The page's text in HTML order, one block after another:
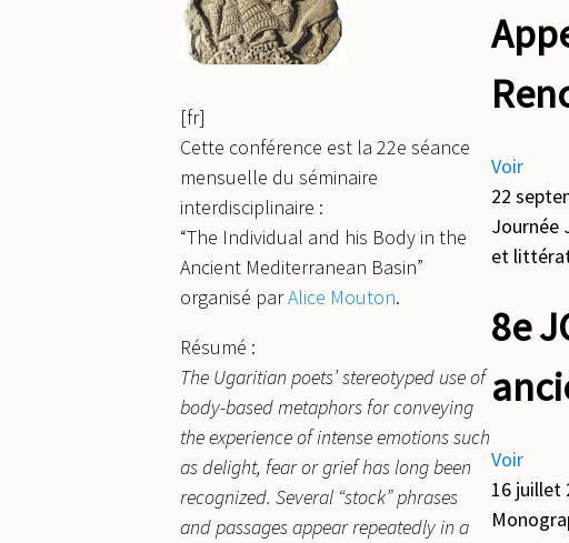
[fr]
Cette conférence est la 22e séance
mensuelle du séminaire
interdisciplinaire :
“The Individual and his Body in the
Ancient Mediterranean Basin”
organisé parAlice Mouton.
Résumé :
The Ugaritian poets’ stereotyped use of
body-based metaphors for conveying
the experience of intense emotions such
as delight, fear or grief has long been
recognized. Several “stock” phrases
and passages appear repeatedly in a
Voir
22
Journée
et
8e
Voir
16 juillet